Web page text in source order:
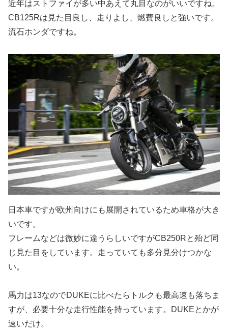
近年はストファイが多い中あえて丸目なのがいいですね。
CB125Rは見た目良し、走りよし、燃費良しと強いです。
流石ホンダですね。
日本車ですが欧州向けにも展開されているため車格が大き
いです。
フレームなどは微妙に違うらしいですがCB250Rと殆ど同
じ見た目をしています。走っていても多分見分けつかな
い。
馬力は13なのでDUKEに比べたらトルクも最高速も落ちま
すが、必要十分な走行性能を持っています。DUKEとかが
速いだけ。